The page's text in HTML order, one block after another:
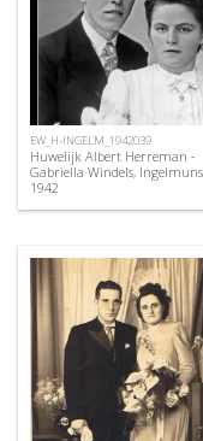
EW_H-INGELM_1942039
Huwelijk Albert Herreman -
Gabriella Windels,
1942